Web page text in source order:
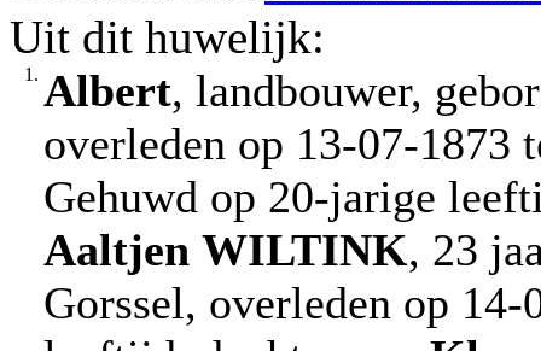
Uit dit huwelijk:
1. Albert, landbouwer,
overleden op 13-07-1873
Gehuwd op 20-jarige
Aaltjen WILTINK, 23
Gorssel, overleden op